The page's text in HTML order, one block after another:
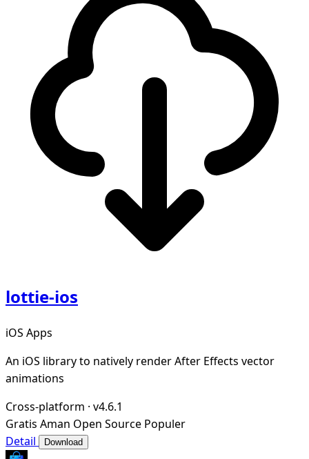
lottie-ios
iOS Apps
An iOS library to natively render After Effects vector
animations
Cross-platform · v4.6.1
Gratis Aman Open Source Populer
Detail
Download